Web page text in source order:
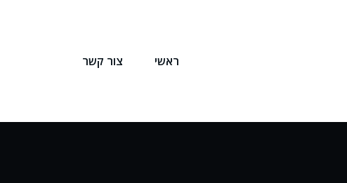
ראשי צור קשר